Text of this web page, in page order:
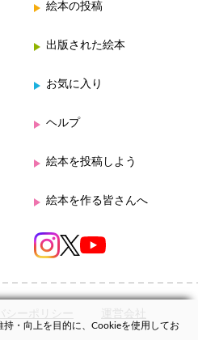
絵本の投稿
出版された絵本
お気に入り
ヘルプ
絵本を投稿しよう
絵本を作る皆さんへ
シーポリシー 運営会社
・向上を目的に、Cookieを使用してお